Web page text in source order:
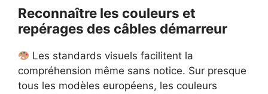
Reconnaître les couleurs et
repérages des câbles démarreur
Les standards visuels facilitent la
compréhension même sans notice. Sur presque
tous les modèles européens, les couleurs